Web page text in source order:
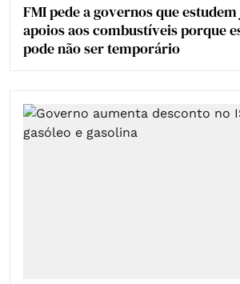
FMI pede a governos que
apoios aos combustíveis porque
pode não ser temporário